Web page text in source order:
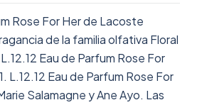
Rose For Her de Lacoste
de la familia olfativa Floral
Eau de Parfum Rose For
L.12.12 Eau de Parfum Rose For
Salamagne y Ane Ayo. Las